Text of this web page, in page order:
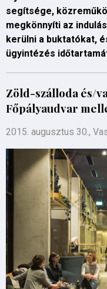
segítsége,
megkönnyíti az
kerülni a buktatókat,
ügyintézés
Zöld-szálloda és/
Főpályaudvar
2015. augusztus 30.,